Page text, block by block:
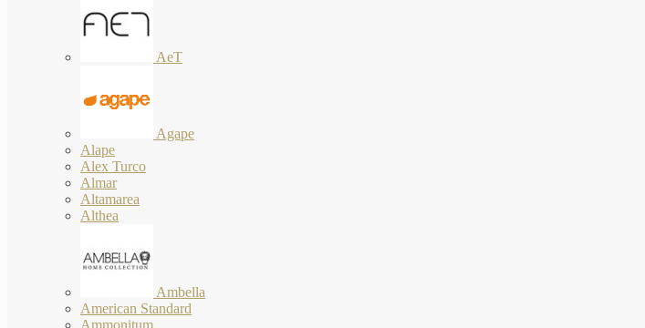
AeT
Agape
Alape
Alex Turco
Almar
Altamarea
Althea
Ambella
American Standard